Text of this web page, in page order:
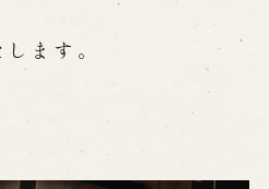
公演「くにうみ」
ます。